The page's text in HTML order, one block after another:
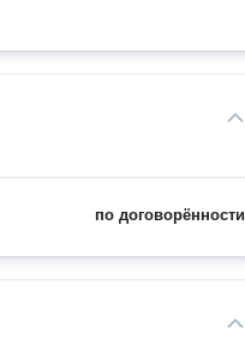
по договорённости